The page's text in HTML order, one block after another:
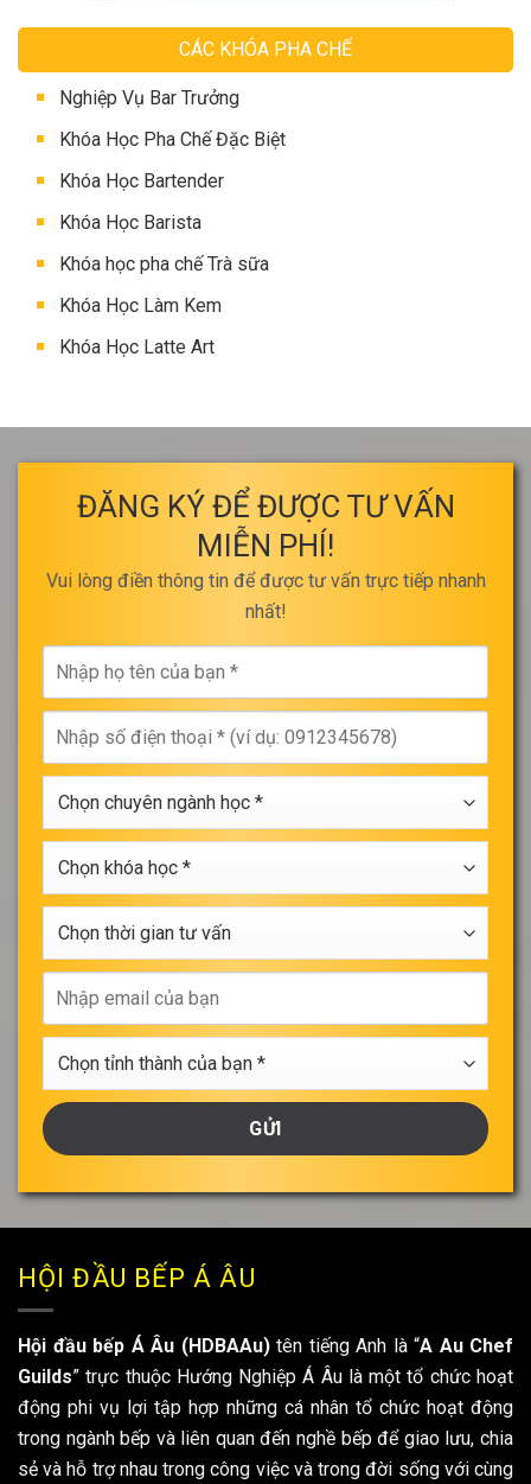
CÁC KHÓA PHA CHẾ
Nghiệp Vụ Bar Trưởng
Khóa Học Pha Chế Đặc Biệt
Khóa Học Bartender
Khóa Học Barista
Khóa học pha chế Trà sữa
Khóa Học Làm Kem
Khóa Học Latte Art
ĐĂNG KÝ ĐỂ ĐƯỢC TƯ VẤN
MIỄN PHÍ!
Vui lòng điền thông tin để được tư vấn trực tiếp nhanh
nhất!
họ
tên
của
bạn
*
số
điện
thoại
chuyên
ngành
học
khóa
học
thời
gian
tư
vấnemail
của
bạn
tỉnh
thành
của
bạn
HỘI ĐẦU BẾP Á ÂU
Hội đầu bếp Á Âu (HDBAAu)tên tiếng Anh là “A Au Chef
Guilds” trực thuộc Hướng Nghiệp Á Âu là một tổ chức hoạt
động phi vụ lợi tập hợp những cá nhân tổ chức hoạt động
trong ngành bếp và liên quan đến nghề bếp để giao lưu, chia
sẻ và hỗ trợ nhau trong công việc và trong đời sống với cùng